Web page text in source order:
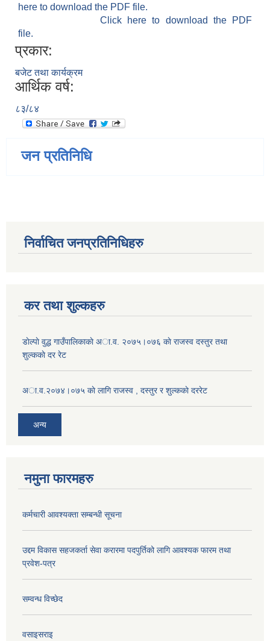
here to download the PDF file.
Click here to download the PDF
file.
प्रकार:
बजेट तथा कार्यक्रम
आर्थिक वर्ष:
८३/८४
जन प्रतिनिधि
निर्वाचित जनप्रतिनिधिहरु
कर तथा शुल्कहरु
डाेल्पाे वुद्ध गाउँपालिकाकाे अा.व. २०७५।०७६ काे राजस्व दस्तुर तथा
शुल्ककाे दर रेट
अा.व.२०७४।०७५ काे लागि राजस्व , दस्तुर र शुल्ककाे दररेट
अन्य
नमुना फारमहरु
कर्मचारी आवश्यक्ता सम्बन्धी सूचना
उद्दम विकास सहजकर्ता सेवा करारमा पदपुर्तिको लागि आवश्यक फारम तथा
प्रवेश-पत्र
सम्वन्ध विच्छेद
वसाइसराइ